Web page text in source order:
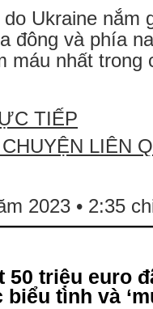
do Ukraine
đông và phía
máu nhất trong
TIẾP
LIÊN
2023 • 2:35
50 triệu euro
tình và